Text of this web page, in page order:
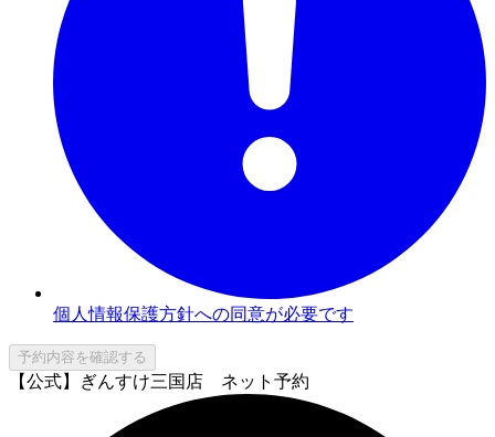
個人情報保護方針への同意が必要です
予約内容を確認する
【公式】ぎんすけ三国店 ネット予約